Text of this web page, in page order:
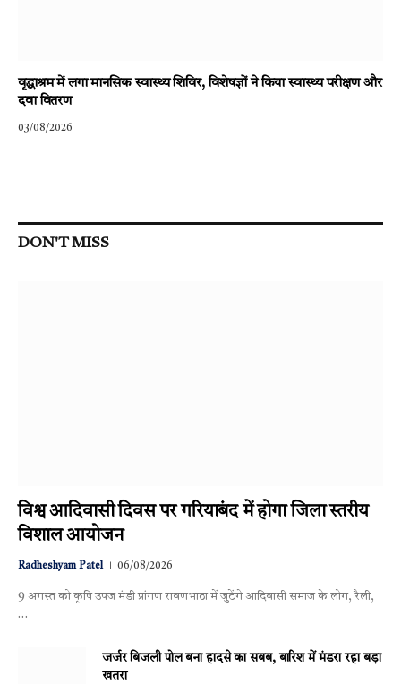
वृद्धाश्रम में लगा मानसिक स्वास्थ्य शिविर, विशेषज्ञों ने किया स्वास्थ्य परीक्षण और
दवा वितरण
03/08/2026
DON'T MISS
विश्व आदिवासी दिवस पर गरियाबंद में होगा जिला स्तरीय
विशाल आयोजन
Radheshyam Patel 06/08/2026
9 अगस्त को कृषि उपज मंडी प्रांगण रावणभाठा में जुटेंगे आदिवासी समाज के लोग, रैली,
…
जर्जर बिजली पोल बना हादसे का सबब, बारिश में मंडरा रहा बड़ा
खतरा